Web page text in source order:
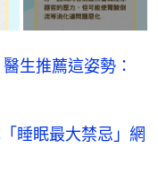
生推薦這姿勢：
睡眠最大禁忌」網